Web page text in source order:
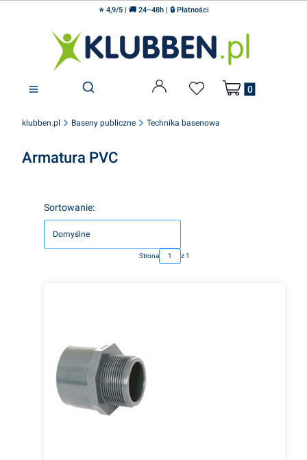
⭐ 4,9/5 | 🚚 24–48h | 🔒 Płatności
Otwórz wyszukiwarkę
Produkty w
klubben.pl Baseny publiczne Technika basenowa
Armatura PVC
Lista produktów
Sortowanie:
Domyślne
Strona z 1